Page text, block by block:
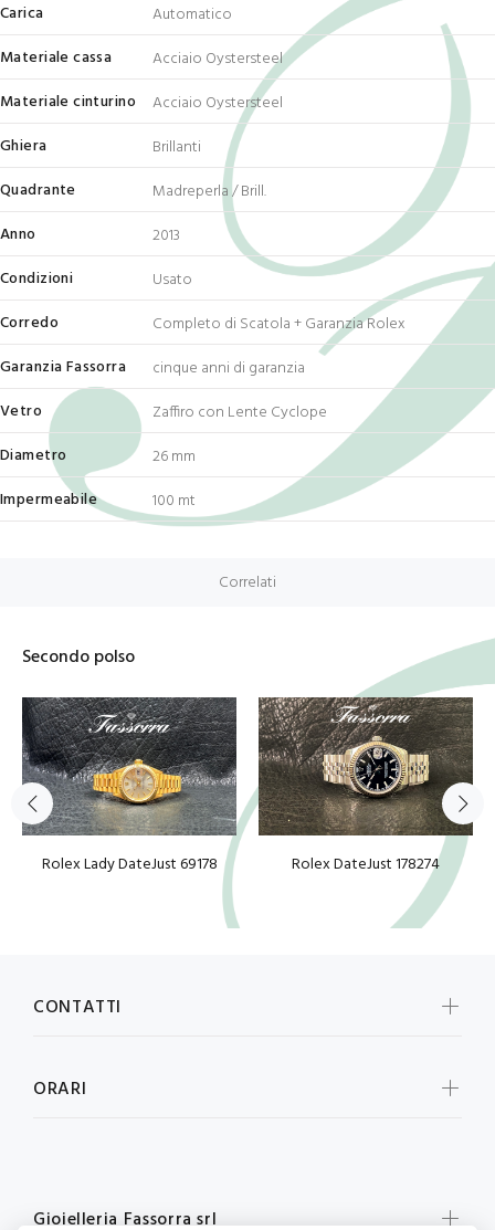
Carica
Automatico
Materiale cassa
Acciaio Oystersteel
Materiale cinturino
Acciaio Oystersteel
Ghiera
Brillanti
Quadrante
Madreperla / Brill.
Anno
2013
Condizioni
Usato
Corredo
Completo di Scatola + Garanzia Rolex
Garanzia Fassorra
cinque anni di garanzia
Vetro
Zaffiro con Lente Cyclope
Diametro
26 mm
Impermeabile
100 mt
Correlati
Secondo polso
Rolex Lady DateJust 69178 Rolex DateJust 178274
CONTATTI
ORARI
Gioielleria Fassorra srl